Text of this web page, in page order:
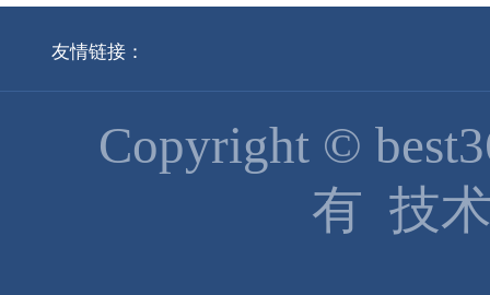
友情链接：
Copyright ©
有 技